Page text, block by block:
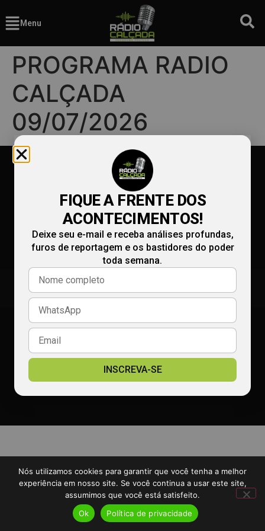
Menu
PROGRAMA RADIO
CALÇADA
09/07/2026
(86) 99991-9990
comercial@radiocalcada.com.br
Política de privacidade
2026 Portal Rádio Calçada - TODOS OS DIREITOS RESERVADOS
Nós utilizamos cookies para garantir que você tenha a melhor
experiência em nosso site. Se você continua a usar este site,
assumimos que você está satisfeito.
Ok
Política de privacidade
FIQUE A FRENTE DOS
ACONTECIMENTOS!
Deixe seu e-mail e receba análises profundas,
furos de reportagem e os bastidores do poder
toda semana.
INSCREVA-SE